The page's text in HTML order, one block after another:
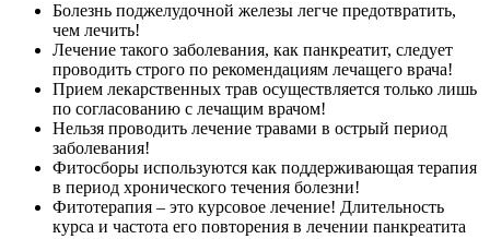
Болезнь поджелудочной железы легче предотвратить,
чем лечить!
Лечение такого заболевания, как панкреатит, следует
проводить строго по рекомендациям лечащего врача!
Прием лекарственных трав осуществляется только лишь
по согласованию с лечащим врачом!
Нельзя проводить лечение травами в острый период
заболевания!
Фитосборы используются как поддерживающая терапия
в период хронического течения болезни!
Фитотерапия – это курсовое лечение! Длительность
курса и частота его повторения в лечении панкреатита